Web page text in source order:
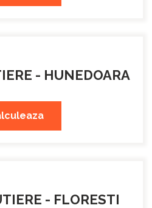
- HUNEDOARA
- FLORESTI